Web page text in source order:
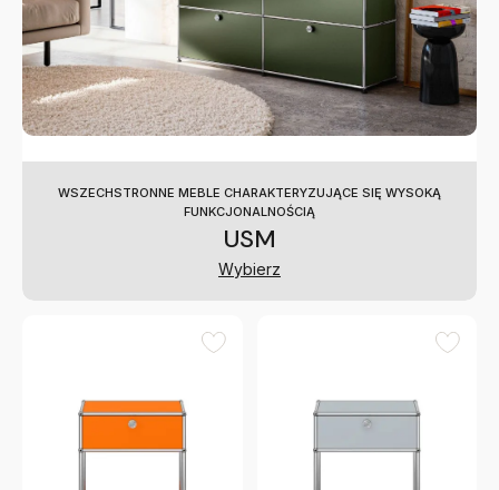
WSZECHSTRONNE MEBLE CHARAKTERYZUJĄCE SIĘ WYSOKĄ
FUNKCJONALNOŚCIĄ
USM
Wybierz